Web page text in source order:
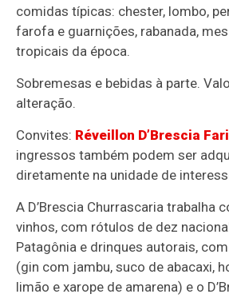
comidas típicas: chester, lombo,
farofa e guarnições, rabanada,
tropicais da época.
Sobremesas e bebidas à parte.
alteração.
Convites: Réveillon D’Brescia
ingressos também podem ser
diretamente na unidade de
A D’Brescia Churrascaria trabalha
vinhos, com rótulos de dez
Patagônia e drinques autorais,
(gin com jambu, suco de abacaxi,
limão e xarope de amarena) e o